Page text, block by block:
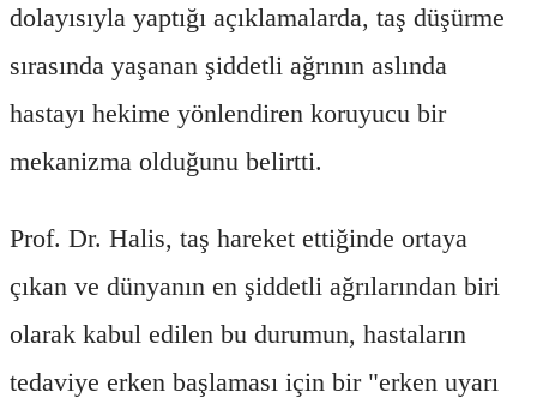
dolayısıyla yaptığı açıklamalarda, taş düşürme
sırasında yaşanan şiddetli ağrının aslında
hastayı hekime yönlendiren koruyucu bir
mekanizma olduğunu belirtti.
Prof. Dr. Halis, taş hareket ettiğinde ortaya
çıkan ve dünyanın en şiddetli ağrılarından biri
olarak kabul edilen bu durumun, hastaların
tedaviye erken başlaması için bir "erken uyarı